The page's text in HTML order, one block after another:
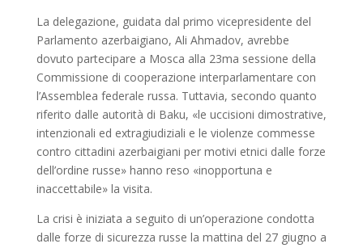
La delegazione, guidata dal primo vicepresidente del
Parlamento azerbaigiano, Ali Ahmadov, avrebbe
dovuto partecipare a Mosca alla 23ma sessione della
Commissione di cooperazione interparlamentare con
l’Assemblea federale russa. Tuttavia, secondo quanto
riferito dalle autorità di Baku, «le uccisioni dimostrative,
intenzionali ed extragiudiziali e le violenze commesse
contro cittadini azerbaigiani per motivi etnici dalle forze
dell’ordine russe» hanno reso «inopportuna e
inaccettabile» la visita.
La crisi è iniziata a seguito di un’operazione condotta
dalle forze di sicurezza russe la mattina del 27 giugno a